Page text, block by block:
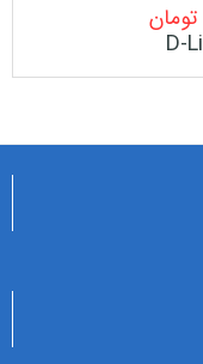
تومان